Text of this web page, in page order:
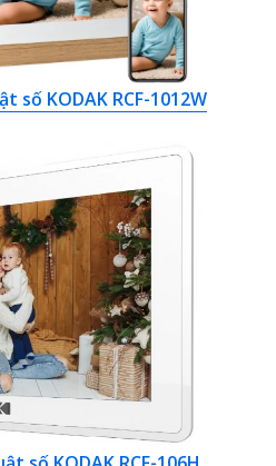
số KODAK RCF-1012W